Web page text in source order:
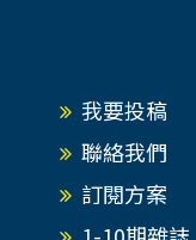
我要投稿
聯絡我們
訂閱方案